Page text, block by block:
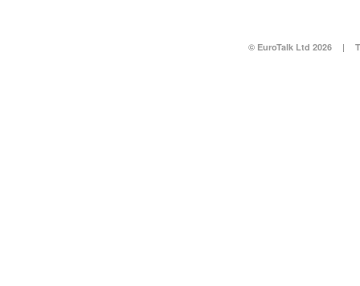
© EuroTalk Ltd 2026 |